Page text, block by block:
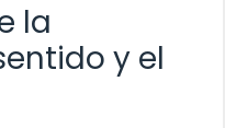
la
y el